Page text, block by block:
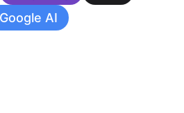
Google AI